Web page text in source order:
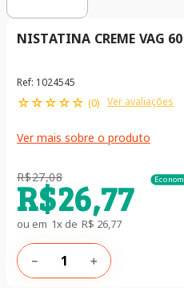
NISTATINA CREME VAG
Ref: 1024545
☆☆☆☆☆ (0) Ver avaliações
Ver mais sobre o produto
R$27,08
R$26,77
ou em 1x de R$ 26,77
＋
－